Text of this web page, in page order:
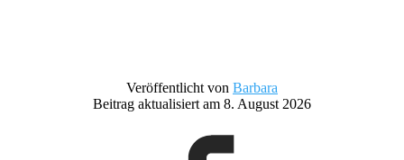
Veröffentlicht von Barbara
Beitrag aktualisiert am 8. August 2026